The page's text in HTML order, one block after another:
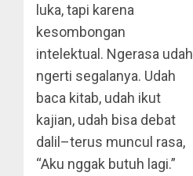
luka, tapi karena
kesombongan
intelektual. Ngerasa udah
ngerti segalanya. Udah
baca kitab, udah ikut
kajian, udah bisa debat
dalil–terus muncul rasa,
“Aku nggak butuh lagi.”